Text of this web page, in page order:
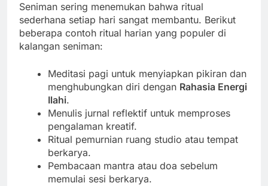
Seniman sering menemukan bahwa ritual
sederhana setiap hari sangat membantu. Berikut
beberapa contoh ritual harian yang populer di
kalangan seniman:
Meditasi pagi untuk menyiapkan pikiran dan
menghubungkan diri dengan Rahasia Energi
Ilahi.
Menulis jurnal reflektif untuk memproses
pengalaman kreatif.
Ritual pemurnian ruang studio atau tempat
berkarya.
Pembacaan mantra atau doa sebelum
memulai sesi berkarya.